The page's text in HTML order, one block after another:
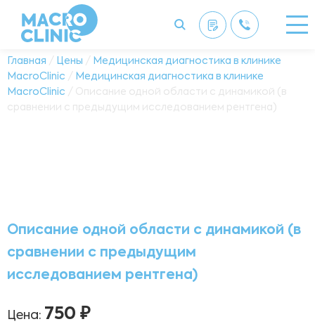
Главная / Цены /
Медицинская диагностика в клинике
MacroClinic /
Медицинская диагностика в клинике
MacroClinic / Описание одной области с динамикой (в
сравнении с предыдущим исследованием рентгена)
Описание одной области с динамикой (в
сравнении с предыдущим
исследованием рентгена)
Цена: 750 ₽